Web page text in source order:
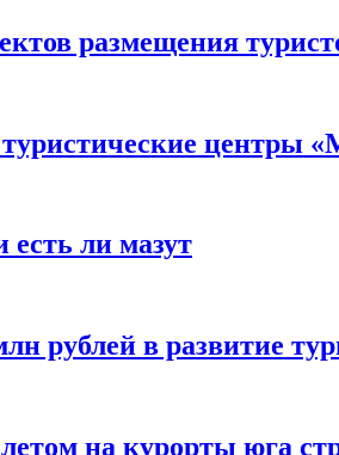
размещения
центры
ли мазут
рублей в развитие
на курорты юга